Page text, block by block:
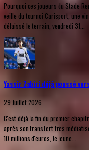
Pourquoi ces joueurs du Stade
veille du tournoi Carisport, une
délaissé le terrain, vendredi 31...
Yassir Zabiri déjà poussé
29 Juillet 2026
C'est déjà la fin du premier
après son transfert très
10 millions d'euros, le jeune...